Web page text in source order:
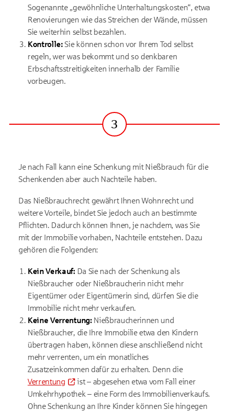
Sogenannte „gewöhnliche Unterhaltungskosten“, etwa
Renovierungen wie das Streichen der Wände, müssen
Sie weiterhin selbst bezahlen.
Kontrolle:Sie können schon vor Ihrem Tod selbst
regeln, wer was bekommt und so denkbaren
Erbschaftsstreitigkeiten innerhalb der Familie
vorbeugen.
Schritt
3
Je nach Fall kann eine Schenkung mit Nießbrauch für die
Schenkenden aber auch Nachteile haben.
Das Nießbrauchrecht gewährt Ihnen Wohnrecht und
weitere Vorteile, bindet Sie jedoch auch an bestimmte
Pflichten. Dadurch können Ihnen, je nachdem, was Sie
mit der Immobilie vorhaben, Nachteile entstehen. Dazu
gehören die Folgenden:
Kein Verkauf:Da Sie nach der Schenkung als
Nießbraucher oder Nießbraucherin nicht mehr
Eigentümer oder Eigentümerin sind, dürfen Sie die
Immobilie nicht mehr verkaufen.
Keine Verrentung:Nießbraucherinnen und
Nießbraucher, die Ihre Immobilie etwa den Kindern
übertragen haben, können diese anschließend nicht
mehr verrenten, um ein monatliches
Zusatzeinkommen dafür zu erhalten. Denn die
Verrentung
ist – abgesehen etwa vom Fall einer
Umkehrhypothek – eine Form des Immobilienverkaufs.
Ohne Schenkung an Ihre Kinder können Sie hingegen